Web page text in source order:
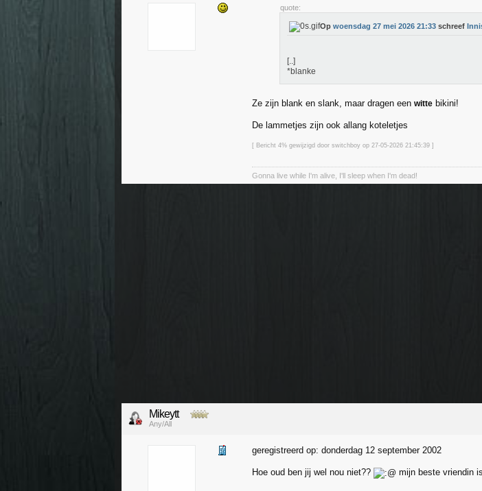
quote:
Op woensdag 27 mei 2026 21:33 schreef
[..]
*blanke
Ze zijn blank en slank, maar dragen een witte bikini!
De lammetjes zijn ook allang koteletjes
[ Bericht 4% gewijzigd door switchboy op 27-05-2026 21:45:39 ]
Gonna live while I'm alive, I'll sleep when I'm dead!
Mikeytt
Any/All
geregistreerd op: donderdag 12 september 2002
Hoe oud ben jij wel nou niet?? mijn beste vriendin